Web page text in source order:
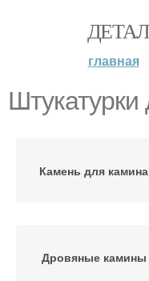
главная
Камень для камина
Дровяные камины